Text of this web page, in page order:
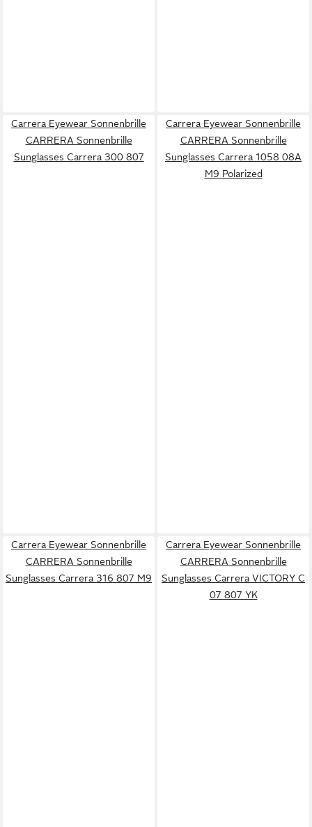
Carrera Eyewear Sonnenbrille
CARRERA Sonnenbrille
Sunglasses Carrera 300 807
Carrera Eyewear Sonnenbrille
CARRERA Sonnenbrille
Sunglasses Carrera 1058 08A
M9 Polarized
Carrera Eyewear Sonnenbrille
CARRERA Sonnenbrille
Sunglasses Carrera 316 807 M9
Carrera Eyewear Sonnenbrille
CARRERA Sonnenbrille
Sunglasses Carrera VICTORY C
07 807 YK